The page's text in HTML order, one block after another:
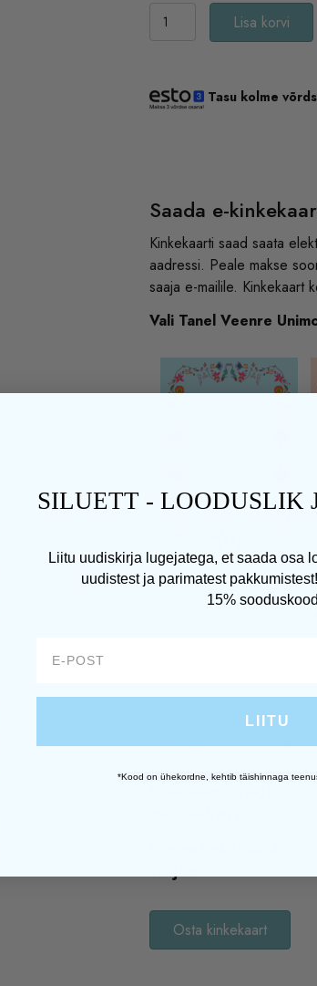
D'DIFFERENCE
värskendav
Lisa korvi
Tasu kolme
Saada e-
Kinkekaarti saad saata
aadressi. Peale makse
saaja e-mailile. Kinkekaart
Vali Tanel Veenre
saajale
Osta kinkekaart
SILUETT - LOODUSLIK
Liitu uudiskirja lugejatega, et saada osa
uudistest ja parimatest
15%
LIITU
*Kood on ühekordne, kehtib täishinnaga